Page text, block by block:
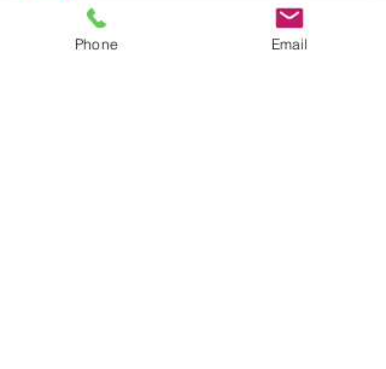
PERCHE' AFFIDARSI AL
COMIC LIVE ?
Phone Email